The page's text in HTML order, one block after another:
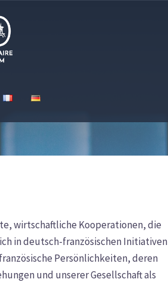
wirtschaftliche Kooperationen, die
in deutsch-französischen Initiativen
Persönlichkeiten, deren
und unserer Gesellschaft als